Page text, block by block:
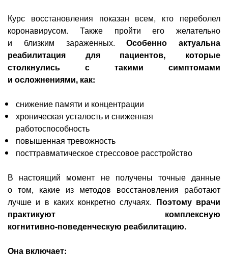
Курс восстановления показан всем, кто переболел
коронавирусом. Также пройти его желательно
и близким зараженных. Особенно актуальна
реабилитация для пациентов, которые
столкнулись с такими симптомами
и осложнениями, как:
снижение памяти и концентрации
хроническая усталость и сниженная
работоспособность
повышенная тревожность
посттравматическое стрессовое расстройство
В настоящий момент не получены точные данные
о том, какие из методов восстановления работают
лучше и в каких конкретно случаях. Поэтому врачи
практикуют комплексную
когнитивно-поведенческую реабилитацию.
Она включает: